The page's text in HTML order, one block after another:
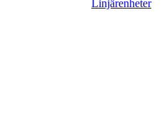
Linjärenheter